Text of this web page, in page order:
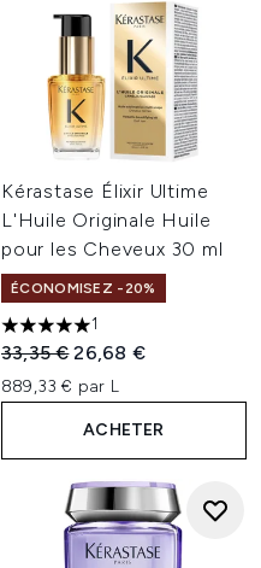
Kérastase Élixir Ultime
L'Huile Originale Huile
pour les Cheveux 30 ml
ÉCONOMISEZ -20%
5 étoiles sur un maximum de
1
Prix de vente :
33,35 €Prix ​​actuel :
26,68 €
889,33 € par L
ACHETER